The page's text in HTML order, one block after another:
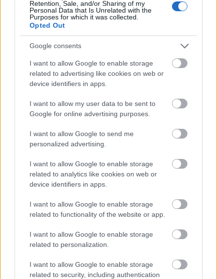
Retention, Sale, and/or Sharing of my
Personal Data that Is Unrelated with the
Purposes for which it was collected.
Opted Out
Google consents
I want to allow Google to enable storage
related to advertising like cookies on web or
device identifiers in apps.
I want to allow my user data to be sent to
Google for online advertising purposes.
I want to allow Google to send me
personalized advertising.
I want to allow Google to enable storage
related to analytics like cookies on web or
device identifiers in apps.
I want to allow Google to enable storage
related to functionality of the website or app.
I want to allow Google to enable storage
related to personalization.
I want to allow Google to enable storage
related to security, including authentication
BEST OF INTERNET